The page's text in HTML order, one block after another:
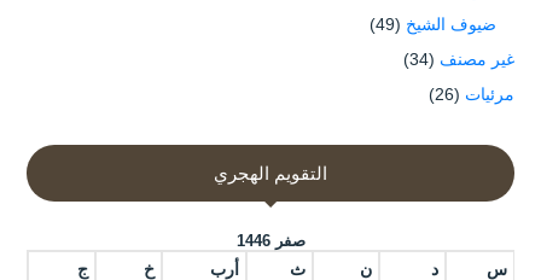
ضيوف الشيخ (49)
غير مصنف (34)
مرئيات (26)
التقويم الهجري
صفر 1446
س د ن ث أرب خ ج